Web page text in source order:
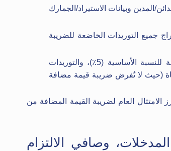
المدين وبيانات الاستيراد/الجمارك
جميع التوريدات الخاضعة للضريبة
مراجعة تصنيف المعاملات، بما في ذلك التوريدات الخاضعة للنسبة الأساسية (5٪)، والتوريدات
(حيث لا تُفرض ضريبة قيمة مضافة
العام لضريبة القيمة المضافة من
وصافي الالتزام